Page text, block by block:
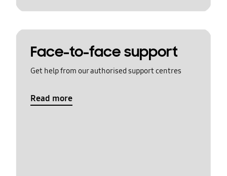
Face-to-face support
Get help from our authorised support centres
Read more